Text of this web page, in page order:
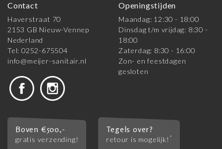
Contact
Haverstraat 70
2153 GB Nieuw-Vennep
Nederland
Tel: 0252-675504
info@meijer-sanitair.nl
Openingstijden
Maandag: 12:30 - 18:00
Dinsdag t/m vrijdag: 8:30 -
18:00
Zaterdag: 8:30 - 16:00
Zon- en feestdagen
gesloten
Boven €500,-
gratis verzending!
Tegels over?
retour is mogelijk! *